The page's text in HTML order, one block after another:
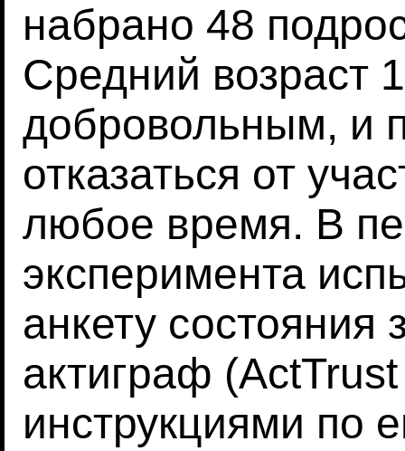
набрано 48
Средний возраст
добровольным, и
отказаться от
любое время. В
эксперимента
анкету состояния
актиграф
инструкциями по